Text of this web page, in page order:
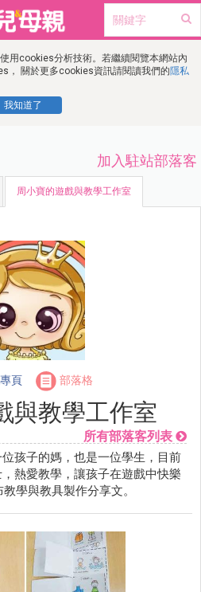
用cookies分析技術。若繼續閱覽本網站內
， 關於更多cookies資訊請閱讀我們的隱私
我知道了
加入駐站部落客
周小寶的遊戲與教學工作室
頁 部落格
與教學工作室
所有部落客列表
孩子的媽，也是一位學生，目前
熱愛教學，讓孩子在遊戲中快樂
學與教具製作分享文。